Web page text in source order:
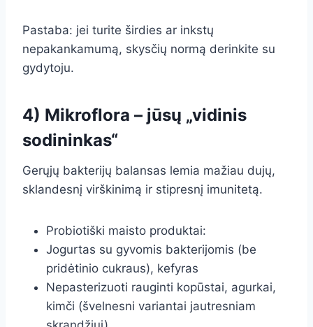
Pastaba: jei turite širdies ar inkstų
nepakankamumą, skysčių normą derinkite su
gydytoju.
4) Mikroflora – jūsų „vidinis
sodininkas“
Gerųjų bakterijų balansas lemia mažiau dujų,
sklandesnį virškinimą ir stipresnį imunitetą.
Probiotiški maisto produktai:
Jogurtas su gyvomis bakterijomis (be
pridėtinio cukraus), kefyras
Nepasterizuoti rauginti kopūstai, agurkai,
kimči (švelnesni variantai jautresniam